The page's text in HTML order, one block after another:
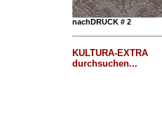
nachDRUCK # 2
KULTURA-EXTRA
durchsuchen...